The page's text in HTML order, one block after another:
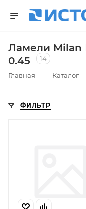
Ламели Milan
0.45
14
Главная — Каталог
ФИЛЬТР